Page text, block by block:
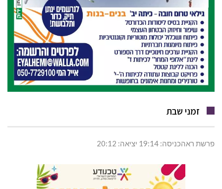
זמני שבת
פרשת ראהכניסה: 19:14 יציאה: 20:12